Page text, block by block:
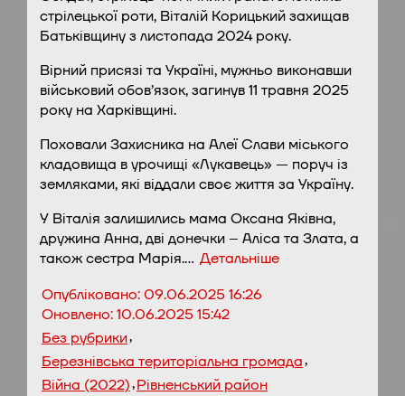
стрілецької роти, Віталій Корицький захищав
Батьківщину з листопада 2024 року.
Вірний присязі та Україні, мужньо виконавши
військовий обов’язок, загинув 11 травня 2025
року на Харківщині.
Поховали Захисника на Алеї Слави міського
кладовища в урочищі «Лукавець» — поруч із
земляками, які віддали своє життя за Україну.
У Віталія залишились мама Оксана Яківна,
дружина Анна, дві донечки – Аліса та Злата, а
також сестра Марія.… Детальніше
Опубліковано:09.06.2025 16:26
Оновлено:10.06.2025 15:42
Без рубрики,
Березнівська територіальна громада,
Війна (2022),Рівненський район